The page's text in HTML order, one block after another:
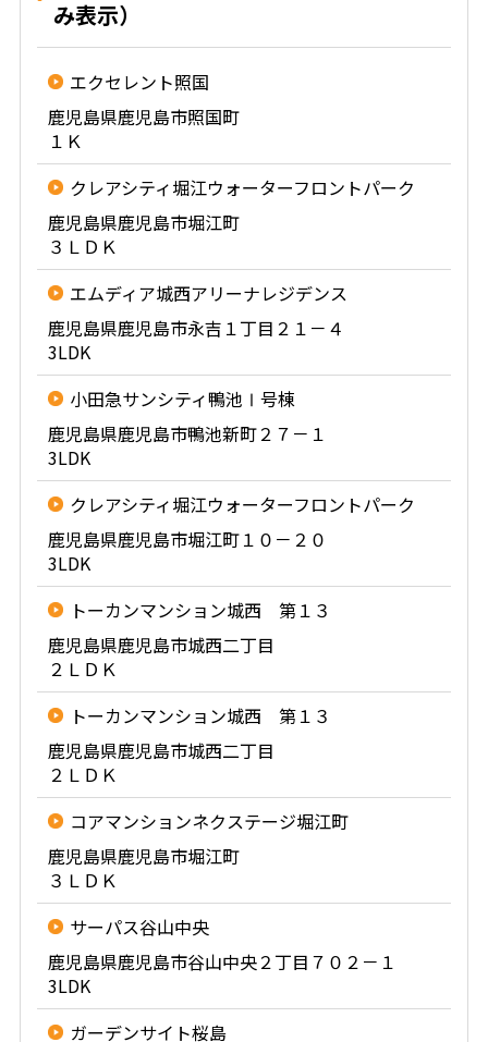
み表示）
エクセレント照国
鹿児島県鹿児島市照国町
１Ｋ
クレアシティ堀江ウォーターフロントパーク
鹿児島県鹿児島市堀江町
３ＬＤＫ
エムディア城西アリーナレジデンス
鹿児島県鹿児島市永吉１丁目２１－４
3LDK
小田急サンシティ鴨池Ⅰ号棟
鹿児島県鹿児島市鴨池新町２７－１
3LDK
クレアシティ堀江ウォーターフロントパーク
鹿児島県鹿児島市堀江町１０－２０
3LDK
トーカンマンション城西 第１３
鹿児島県鹿児島市城西二丁目
２ＬＤＫ
トーカンマンション城西 第１３
鹿児島県鹿児島市城西二丁目
２ＬＤＫ
コアマンションネクステージ堀江町
鹿児島県鹿児島市堀江町
３ＬＤＫ
サーパス谷山中央
鹿児島県鹿児島市谷山中央２丁目７０２－１
3LDK
ガーデンサイト桜島